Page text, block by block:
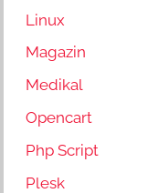
Linux
Magazin
Medikal
Opencart
Php Script
Plesk